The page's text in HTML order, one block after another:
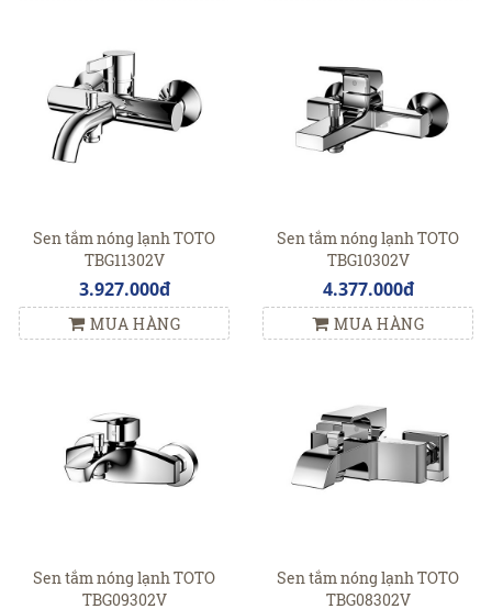
Sen tắm nóng lạnh TOTO
TBG11302V
3.927.000đ
MUA HÀNG
Sen tắm nóng lạnh TOTO
TBG10302V
4.377.000đ
MUA HÀNG
Sen tắm nóng lạnh TOTO
TBG09302V
Sen tắm nóng lạnh TOTO
TBG08302V